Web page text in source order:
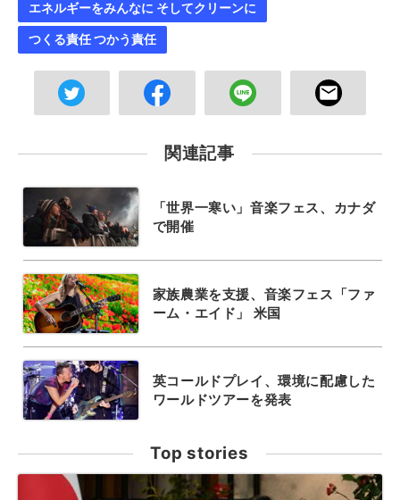
エネルギーをみんなに そしてクリーンに
つくる責任 つかう責任
関連記事
「世界一寒い」音楽フェス、カナダ
で開催
家族農業を支援、音楽フェス「ファ
ーム・エイド」 米国
英コールドプレイ、環境に配慮した
ワールドツアーを発表
Top stories